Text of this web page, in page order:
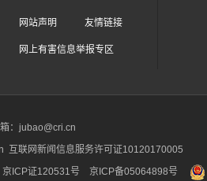
网站声明 友情链接
网上有害信息举报专区
：jubao@cri.cn
互联网新闻信息服务许可证10120170005
京ICP证120531号 京ICP备05064898号